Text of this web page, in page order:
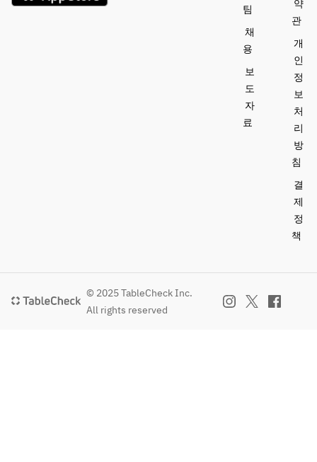
팀
채
용
보
도
자
료
약
관
개
인
정
보
처
리
방
침
결
제
정
책
© 2025 TableCheck Inc.
All rights reserved